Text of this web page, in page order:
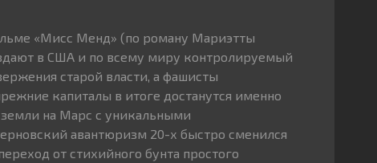
«Мисс Менд» (по роману Мариэтты
в США и по всему миру контролируемый
старой власти, а фашисты
капиталы в итоге достанутся именно
на Марс с уникальными
авантюризм 20-х быстро сменился
от стихийного бунта простого